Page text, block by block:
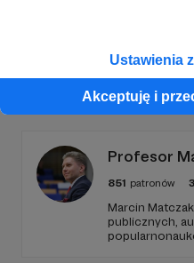
Ustawienia
Akceptuję i
Promowani
Profesor
851 patronów
Marcin
publicznych,